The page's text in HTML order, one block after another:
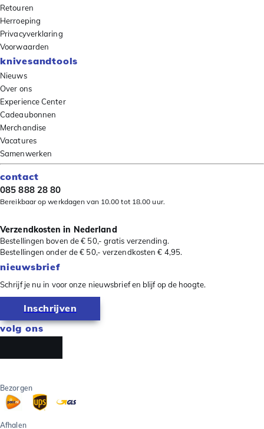
Retouren
Herroeping
Privacyverklaring
Voorwaarden
knivesandtools
Nieuws
Over ons
Experience Center
Cadeaubonnen
Merchandise
Vacatures
Samenwerken
contact
085 888 28 80
Bereikbaar op werkdagen van 10.00 tot 18.00 uur.
Verzendkosten in Nederland
Bestellingen boven de € 50,- gratis verzending.
Bestellingen onder de € 50,- verzendkosten € 4,95.
nieuwsbrief
Schrijf je nu in voor onze nieuwsbrief en blijf op de hoogte.
Inschrijven
volg ons
Bezorgen
Afhalen